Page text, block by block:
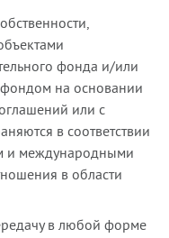
фонда и/или
фондом на основании
или с
в соответствии
и международными
в области
в любой форме